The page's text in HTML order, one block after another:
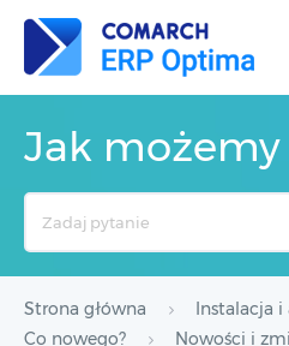
Jak
Strona główna
Instalacja
Co nowego?
Nowości i